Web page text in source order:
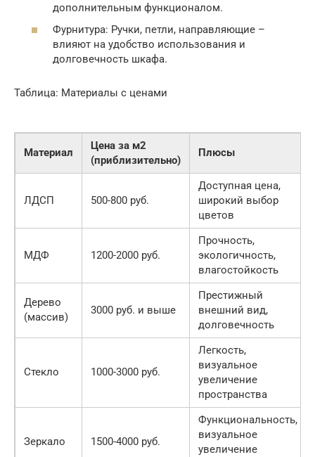
дополнительным функционалом.
Фурнитура: Ручки, петли, направляющие –
влияют на удобство использования и
долговечность шкафа.
Таблица: Материалы с ценами
Материал
Цена за м2
(приблизительно)
Плюсы
ЛДСП 500-800 руб.
Доступная цена,
широкий выбор
цветов
МДФ 1200-2000 руб.
Прочность,
экологичность,
влагостойкость
Дерево
(массив)
3000 руб. и выше
Престижный
внешний вид,
долговечность
Стекло 1000-3000 руб.
Легкость,
визуальное
увеличение
пространства
Зеркало 1500-4000 руб.
Функциональность,
визуальное
увеличение